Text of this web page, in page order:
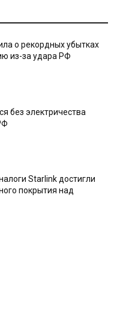
о рекордных убытках
из-за удара РФ
без электричества
Starlink достигли
покрытия над